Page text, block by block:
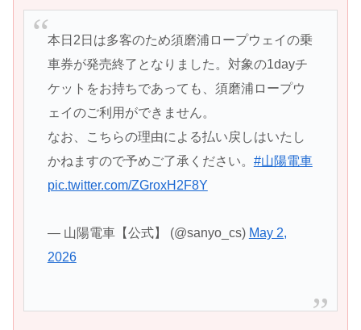
本日2日は多客のため須磨浦ロープウェイの乗
車券が発売終了となりました。対象の1dayチ
ケットをお持ちであっても、須磨浦ロープウ
ェイのご利用ができません。
なお、こちらの理由による払い戻しはいたし
かねますので予めご了承ください。 #山陽電車
pic.twitter.com/ZGroxH2F8Y
— 山陽電車【公式】 (@sanyo_cs) May 2,
2026